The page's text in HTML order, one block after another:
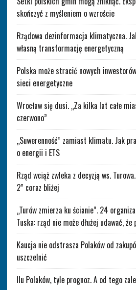
skończyć z myśleniem o wzroście
Rządowa dezinformacja klimatyczna.
własną transformację energetyczną
Polska może stracić nowych
sieci energetyczne
Wrocław się dusi. „Za kilka lat całe
czerwono”
„Suwerenność” zamiast klimatu. Jak
o energii i ETS
Rząd wciąż zwleka z decyzją ws.
2” coraz bliżej
„Turów zmierza ku ścianie”. 24
Tuska: rząd nie może dłużej udawać,
Kaucja nie odstrasza Polaków od
uszczelnić
Ilu Polaków, tyle prognoz. A od tego